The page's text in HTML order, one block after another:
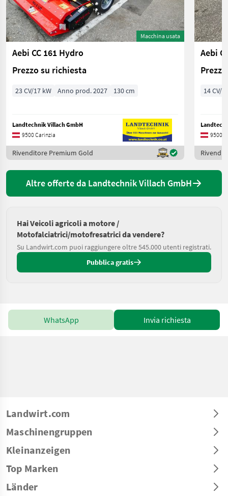
Macchina usata
Aebi CC 161 Hydro
Prezzo su richiesta
23 CV/17 kW Anno prod. 2027 130 cm
Landtechnik Villach GmbH
9500 Carinzia
Rivenditore Premium Gold
Aebi
14 CV/
9500
Altre offerte da Landtechnik Villach GmbH
Hai Veicoli agricoli a motore /
Motofalciatrici/motofresatrici da vendere?
Su Landwirt.com puoi raggiungere oltre 545.000 utenti registrati.
Pubblica gratis
WhatsApp Invia richiesta
Landwirt.com
Maschinengruppen
Kleinanzeigen
Top Marken
Länder